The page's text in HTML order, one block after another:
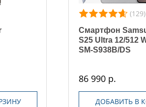
(129)
Смартфон
S25 Ultra 12/512
SM-S938B/DS
86 990 р.
ДОБАВИТЬ В